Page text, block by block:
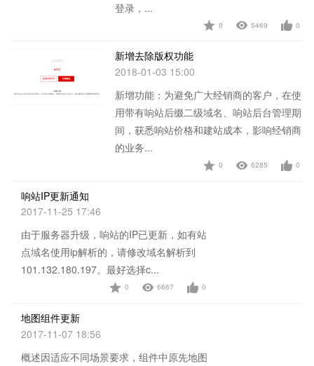
登录，...
0 5469 0
新增去除版权功能
2018-01-03 15:00
新增功能：为避免广大经销商的客户，在使
用带有响站后缀二级域名、响站后台管理期
间，获悉响站价格和建站成本，影响经销商
的业务...
0 6285 0
响站IP更新通知
2017-11-25 17:46
由于服务器升级，响站的IP已更新，如有站
点域名使用ip解析的，请修改域名解析到
101.132.180.197。最好选择c...
0 6667 0
地图组件更新
2017-11-07 18:56
概述因适应不同场景要求，组件中原先地图